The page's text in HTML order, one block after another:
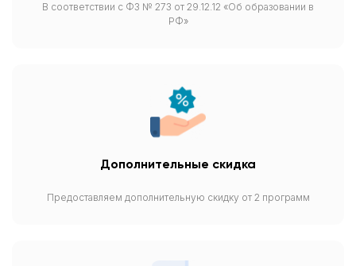
В соответствии с ФЗ № 273 от 29.12.12 «Об образовании в
РФ»
Дополнительные скидка
Предоставляем дополнительную скидку от 2 программ